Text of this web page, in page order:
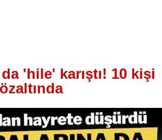
'hile' karıştı! 10 kişi